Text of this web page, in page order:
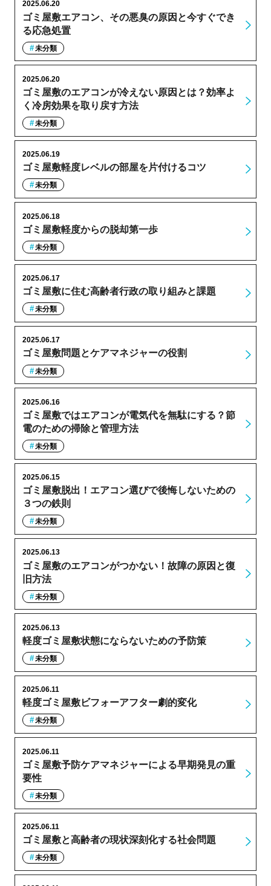
ゴミ屋敷エアコン、その悪臭の原因と今すぐでき
る応急処置
2025.06.20
未分類
ゴミ屋敷のエアコンが冷えない原因とは？効率よ
く冷房効果を取り戻す方法
2025.06.20
未分類
ゴミ屋敷軽度レベルの部屋を片付けるコツ
2025.06.19
未分類
ゴミ屋敷軽度からの脱却第一歩
2025.06.18
未分類
ゴミ屋敷に住む高齢者行政の取り組みと課題
2025.06.17
未分類
ゴミ屋敷問題とケアマネジャーの役割
2025.06.17
未分類
ゴミ屋敷ではエアコンが電気代を無駄にする？節
電のための掃除と管理方法
2025.06.16
未分類
ゴミ屋敷脱出！エアコン選びで後悔しないための
３つの鉄則
2025.06.15
未分類
ゴミ屋敷のエアコンがつかない！故障の原因と復
旧方法
2025.06.13
未分類
軽度ゴミ屋敷状態にならないための予防策
2025.06.13
未分類
軽度ゴミ屋敷ビフォーアフター劇的変化
2025.06.11
未分類
ゴミ屋敷予防ケアマネジャーによる早期発見の重
要性
2025.06.11
未分類
ゴミ屋敷と高齢者の現状深刻化する社会問題
2025.06.11
未分類